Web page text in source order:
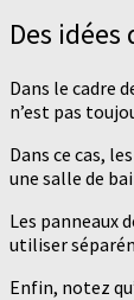
Des
Dans le cadre
n’est pas
Dans ce cas,
une salle de
Les panneaux
utiliser
Enfin, notez